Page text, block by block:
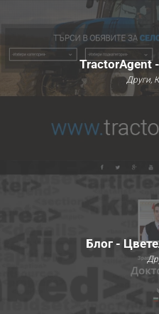
TractorAgent
Други,
Блог -